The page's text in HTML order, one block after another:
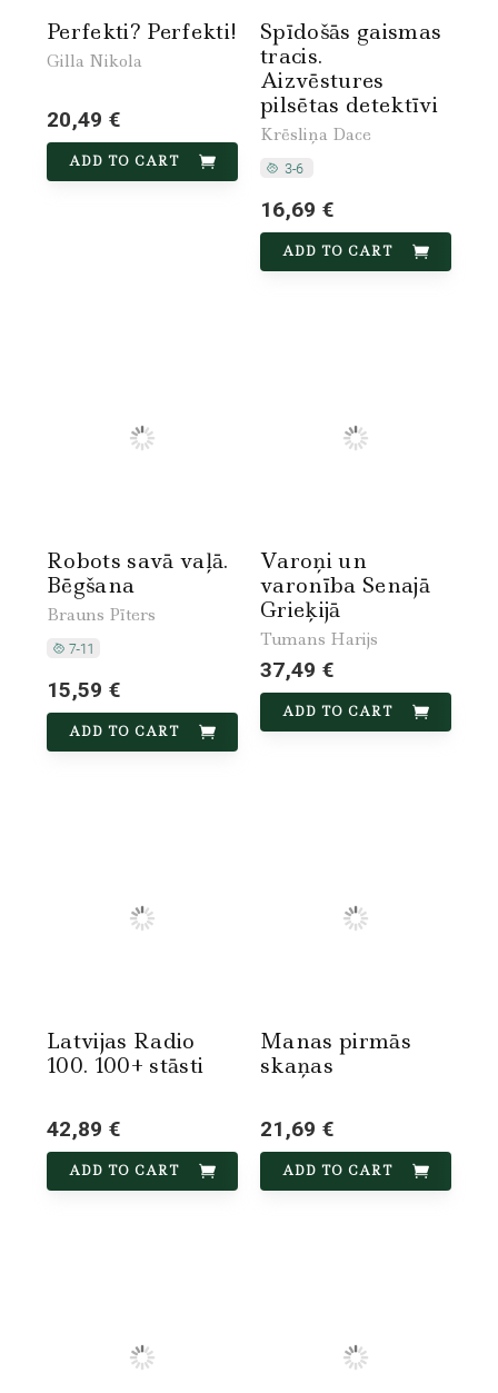
Perfekti? Perfekti!
Gilla Nikola
20,49 €
ADD TO CART
Spīdošās gaismas
tracis.
Aizvēstures
pilsētas detektīvi
Krēsliņa Dace
16,69 €
ADD TO CART
Robots savā vaļā.
Bēgšana
Brauns Pīters
15,59 €
ADD TO CART
Varoņi un
varonība Senajā
Grieķijā
Tumans Harijs
37,49 €
ADD TO CART
Latvijas Radio
100. 100+ stāsti
42,89 €
ADD TO CART
Manas pirmās
skaņas
21,69 €
ADD TO CART